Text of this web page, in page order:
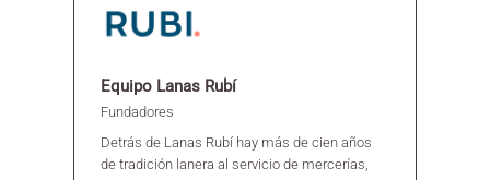
Equipo Lanas Rubí
Fundadores
Detrás de Lanas Rubí hay más de cien años
de tradición lanera al servicio de mercerías,